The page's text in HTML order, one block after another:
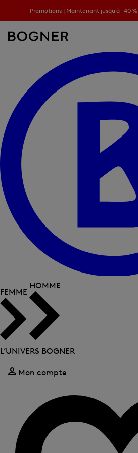
recherche
Promotions | Maintenant jusqu’à -40 %
FEMME
HOMME
L’UNIVERS BOGNER
Mon compte